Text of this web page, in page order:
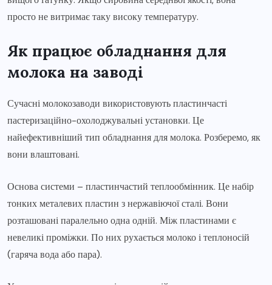
просто не витримає таку високу температуру.
Як працює обладнання для
молока на заводі
Сучасні молокозаводи використовують пластинчасті
пастеризаційно-охолоджувальні установки. Це
найефективніший тип обладнання для молока. Розберемо, як
вони влаштовані.
Основа системи – пластинчастий теплообмінник. Це набір
тонких металевих пластин з нержавіючої сталі. Вони
розташовані паралельно одна одній. Між пластинами є
невеликі проміжки. По них рухається молоко і теплоносій
(гаряча вода або пара).